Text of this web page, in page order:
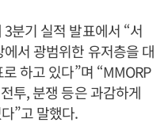
분기 실적 발표에서 “서
서 광범위한 유저층을 대
하고 있다”며 “MMORP
투, 분쟁 등은 과감하게
”고 말했다.